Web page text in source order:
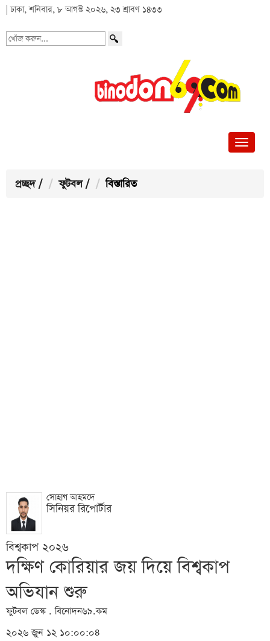
| ঢাকা, শনিবার, ৮ আগস্ট ২০২৬, ২৩ শ্রাবণ ১৪৩৩
খোঁজ
প্রচ্ছদ / ফুটবল / বিস্তারিত
সোহাগ আহমদে
সিনিয়র রিপোর্টার
বিশ্বকাপ ২০২৬
দক্ষিণ কোরিয়ার জয় দিয়ে বিশ্বকাপ
অভিযান শুরু
ফুটবল ডেস্ক . বিনোদন৬৯.কম
২০২৬ জুন ১২ ১০:০০:০৪